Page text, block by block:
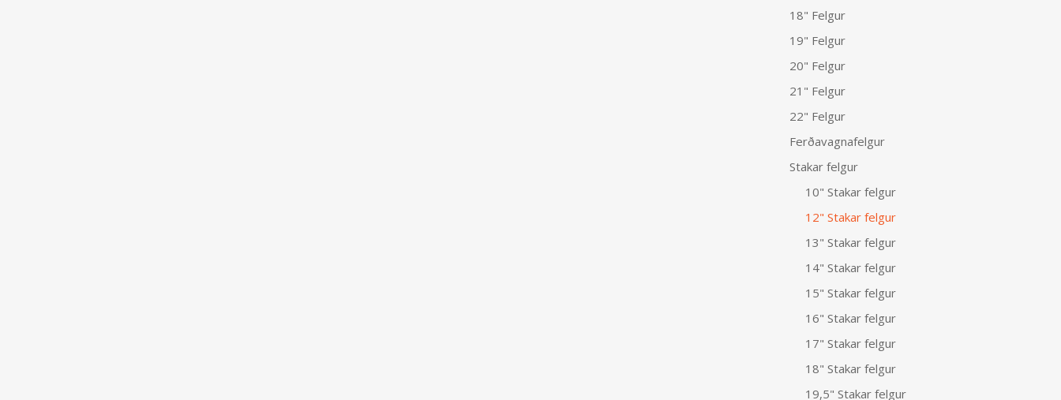
18" Felgur
19" Felgur
20" Felgur
21" Felgur
22" Felgur
Ferðavagnafelgur
Stakar felgur
10" Stakar felgur
12" Stakar felgur
13" Stakar felgur
14" Stakar felgur
15" Stakar felgur
16" Stakar felgur
17" Stakar felgur
18" Stakar felgur
19,5" Stakar felgur